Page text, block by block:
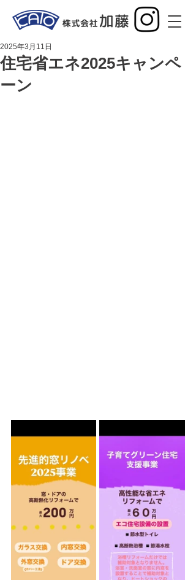
住宅省エネ2025キャンペ
ーン
2025年3月11日